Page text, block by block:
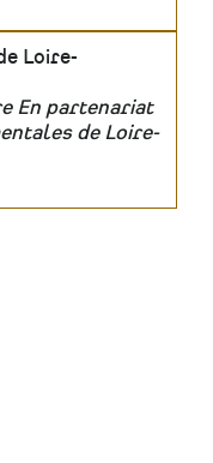
Loire-
En partenariat
de Loire-